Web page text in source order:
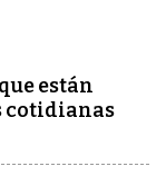
están
cotidianas